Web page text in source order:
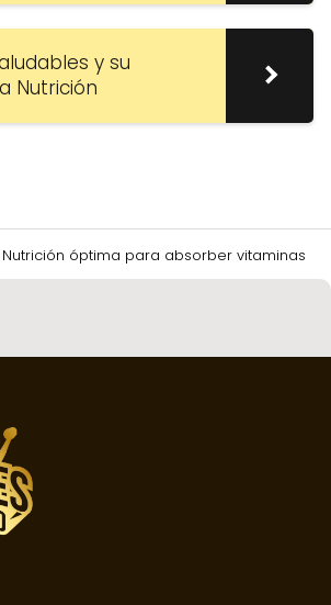
y su
Nutrición
Nutrición óptima para absorber vitaminas